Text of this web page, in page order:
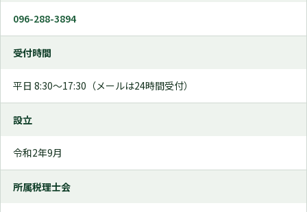
096-288-3894
受付時間
平日 8:30〜17:30（メールは24時間受付）
設立
令和2年9月
所属税理士会